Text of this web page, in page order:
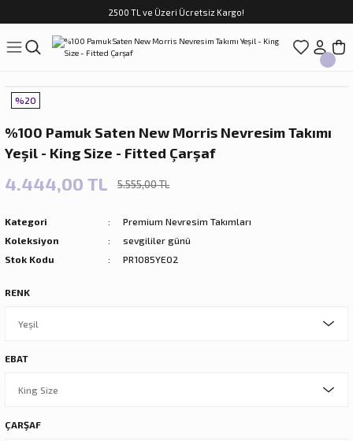
2500 TL ve Üzeri Ücretsiz Kargo!
Geri Dön
Takımları
Takımları
Geri Dön
Geri Dön
Geri Dön
Geri Dön
Geri Dön
Geri Dön
Hediyeler
%20
%100 Pamuk Saten New Morris Nevresim Takımı
Yeşil - King Size - Fitted Çarşaf
4.444,00 TL 5.555,00 TL
Kategori
Premium Nevresim Takımları
Koleksiyon
sevgililer günü
Stok Kodu
PR1085YE02
RENK
EBAT
ÇARŞAF